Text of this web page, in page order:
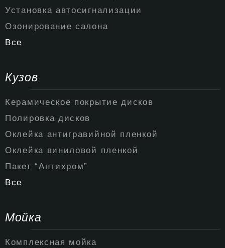
Установка автосигнализации
Озонирование салона
Все
Кузов
Керамическое покрытие дисков
Полировка дисков
Оклейка антигравийной пленкой
Оклейка виниловой пленкой
Пакет “Антихром”
Все
Мойка
Комплексная мойка